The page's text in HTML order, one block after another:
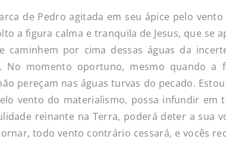
de Pedro agitada em seu ápice pelo
a figura calma e tranquila de Jesus, que se
caminhem por cima dessas águas da
No momento oportuno, mesmo quando a
pereçam nas águas turvas do pecado.
vento do materialismo, possa infundir em
reinante na Terra, poderá deter a sua
todo vento contrário cessará, e vocês